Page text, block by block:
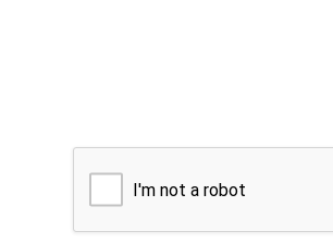
I'm not a robot